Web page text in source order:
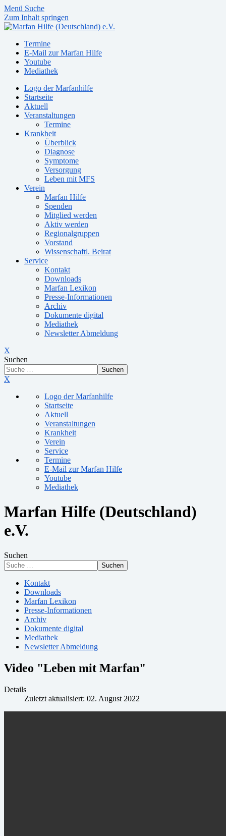
Menü Suche
Zum Inhalt springen
Termine
E-Mail zur Marfan Hilfe
Youtube
Mediathek
Logo der Marfanhilfe
Startseite
Aktuell
Veranstaltungen
Termine
Krankheit
Überblick
Diagnose
Symptome
Versorgung
Leben mit MFS
Verein
Marfan Hilfe
Spenden
Mitglied werden
Aktiv werden
Regionalgruppen
Vorstand
Wissenschaftl. Beirat
Service
Kontakt
Downloads
Marfan Lexikon
Presse-Informationen
Archiv
Dokumente digital
Mediathek
Newsletter Abmeldung
X
Suchen
Suchen
X
Logo der Marfanhilfe
Startseite
Aktuell
Veranstaltungen
Krankheit
Verein
Service
Termine
E-Mail zur Marfan Hilfe
Youtube
Mediathek
Marfan Hilfe (Deutschland)
e.V.
Suchen
Suchen
Kontakt
Downloads
Marfan Lexikon
Presse-Informationen
Archiv
Dokumente digital
Mediathek
Newsletter Abmeldung
Video "Leben mit Marfan"
Details
Zuletzt aktualisiert: 02. August 2022